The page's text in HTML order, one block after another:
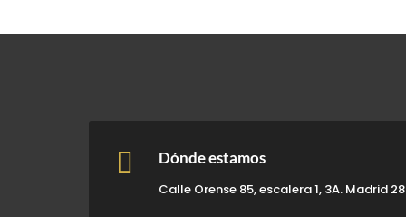
 Dónde estamos
Calle Orense 85, escalera 1, 3A. Madrid